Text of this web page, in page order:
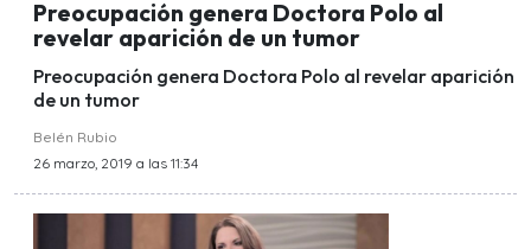
Preocupación genera Doctora Polo al
revelar aparición de un tumor
Preocupación genera Doctora Polo al revelar aparición
de un tumor
Belén Rubio
26 marzo, 2019 a las 11:34